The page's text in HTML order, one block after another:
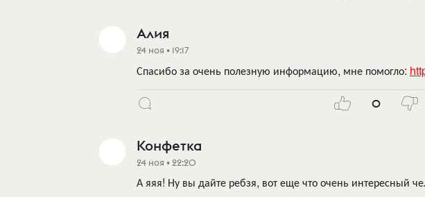
Алия
24 ноя • 19:17
Спасибо за очень полезную информацию, мне помогло:
0
Конфетка
24 ноя • 22:20
А яяя! Ну вы дайте ребзя, вот еще что очень интересный